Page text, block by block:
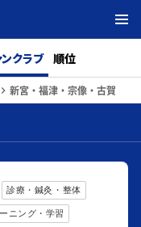
ンクラブ 順位
keyboard_arrow_right 新宮・福津・宗像・古賀
診療・鍼灸・整体
ニング・学習